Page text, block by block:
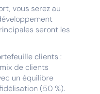
vous serez au
seront les
clients :
de clients
un équilibre
(50 %).